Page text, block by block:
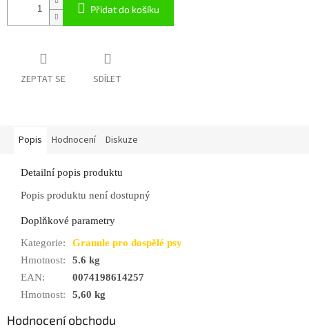
Přidat do košíku
ZEPTAT SE SDÍLET
Popis Hodnocení Diskuze
Detailní popis produktu
Popis produktu není dostupný
Doplňkové parametry
Kategorie:
Granule pro dospělé psy
Hmotnost:
5.6 kg
EAN:
0074198614257
Hmotnost: 5,60 kg
Hodnocení obchodu